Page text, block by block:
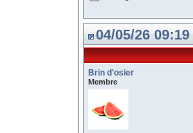
04/05/26 09:19
Brin d'osier
Membre